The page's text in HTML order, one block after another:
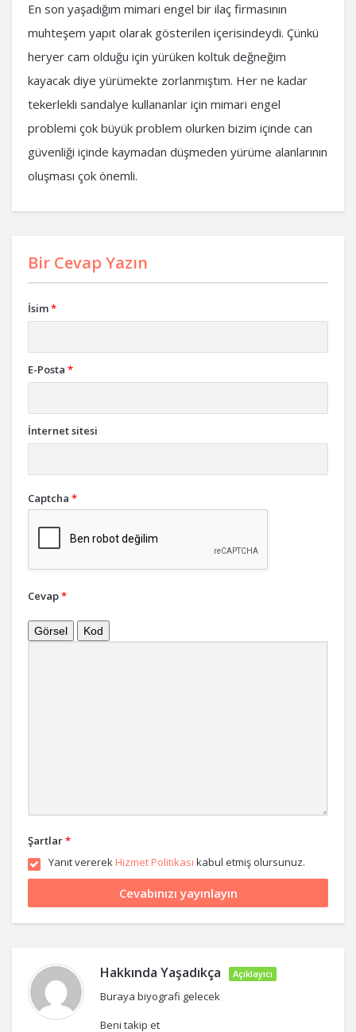
En son yaşadığım mimari engel bir ilaç firmasının
muhteşem yapıt olarak gösterilen içerisindeydi. Çünkü
heryer cam olduğu için yürüken koltuk değneğim
kayacak diye yürümekte zorlanmıştım. Her ne kadar
tekerlekli sandalye kullananlar için mimari engel
problemi çok büyük problem olurken bizim içinde can
güvenliği içinde kaymadan düşmeden yürüme alanlarının
oluşması çok önemli.
Bir Cevap Yazın
İsim*
E-Posta *
İnternet sitesi
Captcha *
Cevap*
Görsel Kod
Şartlar*
Yanıt vererek Hizmet Politikası kabul etmiş olursunuz.
Hakkında Yaşadıkça Açıklayıcı
Buraya biyografi gelecek
Beni takip et